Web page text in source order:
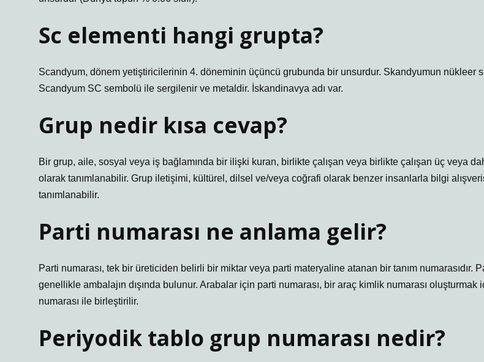
Sc elementi hangi grupta?
Scandyum, dönem yetiştiricilerinin 4. döneminin üçüncü grubunda bir unsurdur. Skandyumun nükleer
Scandyum SC sembolü ile sergilenir ve metaldir. İskandinavya adı var.
Grup nedir kısa cevap?
Bir grup, aile, sosyal veya iş bağlamında bir ilişki kuran, birlikte çalışan veya birlikte çalışan üç veya
olarak tanımlanabilir. Grup iletişimi, kültürel, dilsel ve/veya coğrafi olarak benzer insanlarla bilgi
tanımlanabilir.
Parti numarası ne anlama gelir?
Parti numarası, tek bir üreticiden belirli bir miktar veya parti materyaline atanan bir tanım numarasıdır.
genellikle ambalajın dışında bulunur. Arabalar için parti numarası, bir araç kimlik numarası oluşturmak
numarası ile birleştirilir.
Periyodik tablo grup numarası nedir?